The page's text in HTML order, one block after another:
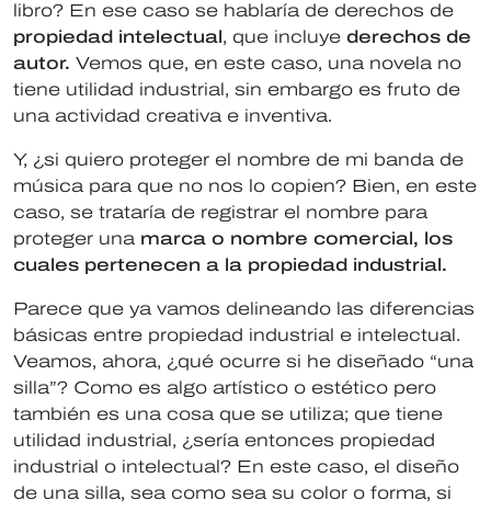
libro? En ese caso se hablaría de derechos de
propiedad intelectual, que incluye derechos de
autor. Vemos que, en este caso, una novela no
tiene utilidad industrial, sin embargo es fruto de
una actividad creativa e inventiva.
Y, ¿si quiero proteger el nombre de mi banda de
música para que no nos lo copien? Bien, en este
caso, se trataría de registrar el nombre para
proteger una marca o nombre comercial, los
cuales pertenecen a la propiedad industrial.
Parece que ya vamos delineando las diferencias
básicas entre propiedad industrial e intelectual.
Veamos, ahora, ¿qué ocurre si he diseñado “una
silla”? Como es algo artístico o estético pero
también es una cosa que se utiliza; que tiene
utilidad industrial, ¿sería entonces propiedad
industrial o intelectual? En este caso, el diseño
de una silla, sea como sea su color o forma, si